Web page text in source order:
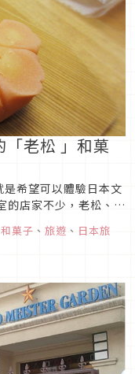
老松 」和菓
希望可以體驗日本文
的店家不少，老松、甘
和菓子 、 旅遊 、 日本旅